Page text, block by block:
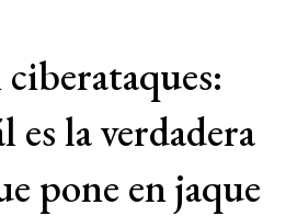
es la verdadera
pone en jaque